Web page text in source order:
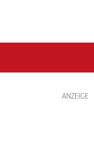
ANZEIGE